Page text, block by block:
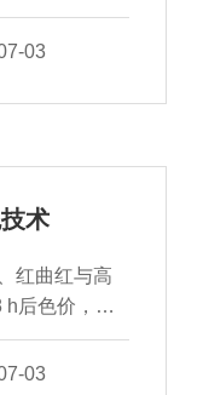
对香肠食用品
03
术
红曲红与高
h后色价，发
后色价仅下降
03